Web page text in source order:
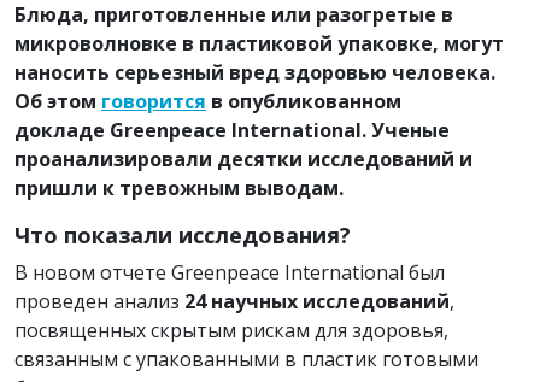
Блюда, приготовленные или разогретые в
микроволновке в пластиковой упаковке, могут
наносить серьезный вред здоровью человека.
Об этом говорится в опубликованном
докладе Greenpeace International. Ученые
проанализировали десятки исследований и
пришли к тревожным выводам.
Что показали исследования?
В новом отчете Greenpeace International был
проведен анализ 24 научных исследований,
посвященных скрытым рискам для здоровья,
связанным с упакованными в пластик готовыми